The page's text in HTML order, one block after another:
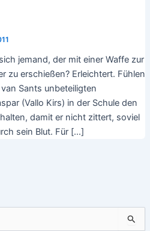
jemand, der mit einer Waffe zur
zu erschießen? Erleichtert. Fühlen
Sants unbeteiligten
(Vallo Kirs) in der Schule den
damit er nicht zittert, soviel
sein Blut. Für […]